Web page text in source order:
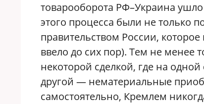
товарооборота РФ–Украина
этого процесса были не только
правительством России,
ввело до сих пор). Тем не менее
некоторой сделкой, где на
другой — нематериальные
самостоятельно, Кремлем